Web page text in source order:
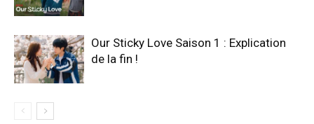
Our Sticky Love Saison 1 : Explication
de la fin !